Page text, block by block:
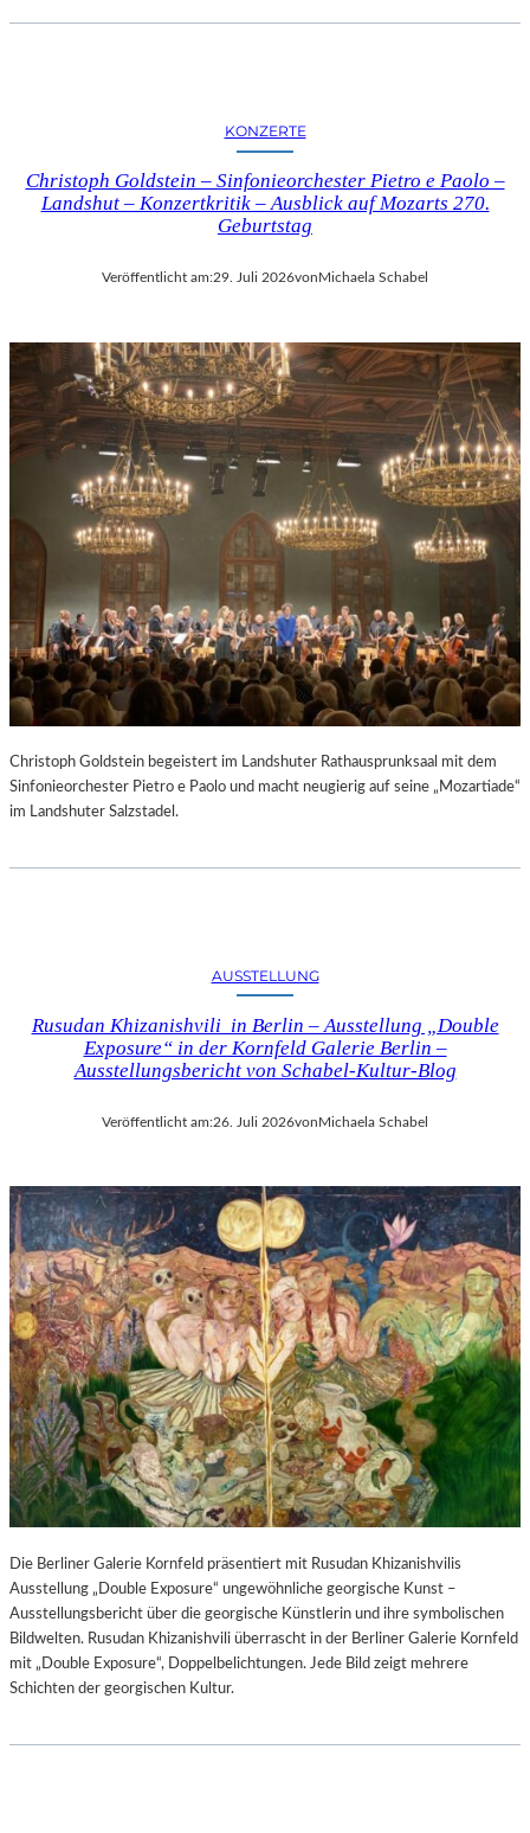
KONZERTE
Christoph Goldstein – Sinfonieorchester Pietro e Paolo –
Landshut – Konzertkritik – Ausblick auf Mozarts 270.
Geburtstag
Veröffentlicht am:29. Juli 2026von Michaela Schabel
Christoph Goldstein begeistert im Landshuter Rathausprunksaal mit dem
Sinfonieorchester Pietro e Paolo und macht neugierig auf seine „Mozartiade“
im Landshuter Salzstadel.
AUSSTELLUNG
Rusudan Khizanishvili in Berlin – Ausstellung „Double
Exposure“ in der Kornfeld Galerie Berlin –
Ausstellungsbericht von Schabel-Kultur-Blog
Veröffentlicht am:26. Juli 2026vonMichaela Schabel
Die Berliner Galerie Kornfeld präsentiert mit Rusudan Khizanishvilis
Ausstellung „Double Exposure“ ungewöhnliche georgische Kunst –
Ausstellungsbericht über die georgische Künstlerin und ihre symbolischen
Bildwelten. Rusudan Khizanishvili überrascht in der Berliner Galerie Kornfeld
mit „Double Exposure“, Doppelbelichtungen. Jede Bild zeigt mehrere
Schichten der georgischen Kultur.